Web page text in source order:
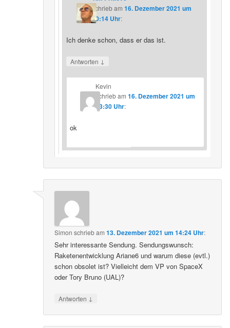
schriebam 16. Dezember 2021 um
20:14 Uhr:
Ich denke schon, dass er das ist.
Antworten ↓
Kevin
schriebam16. Dezember 2021 um
23:30 Uhr:
ok
Simon schriebam13. Dezember 2021 um 14:24 Uhr:
Sehr interessante Sendung. Sendungswunsch:
Raketenentwicklung Ariane6 und warum diese (evtl.)
schon obsolet ist? Vielleicht dem VP von SpaceX
oder Tory Bruno (UAL)?
Antworten ↓